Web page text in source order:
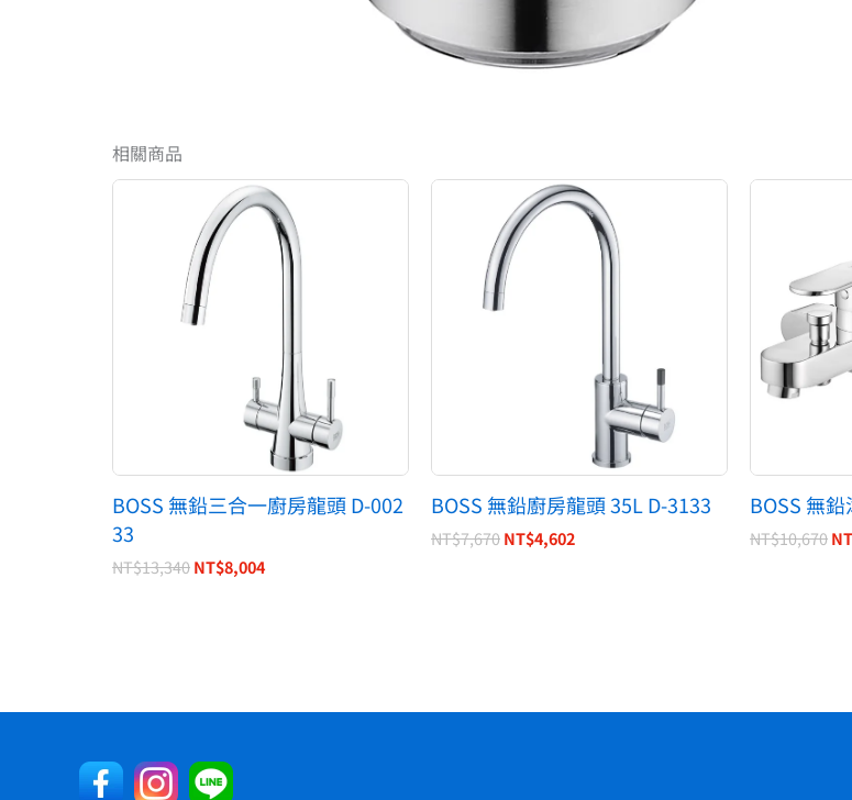
相關商品
BOSS 無鉛三合一廚房龍頭 D-002
33
NT$13,340
原
價
格：
NT$13,340。
NT$8,004
目
前
價
格：
NT$8,004。
BOSS 無鉛廚房龍頭 35L D-3133
NT$7,670
原
始
價
格：
NT$7,670。
NT$4,602
目
前
格：
NT$4,602。
BOSS 無
NT$10,670
原